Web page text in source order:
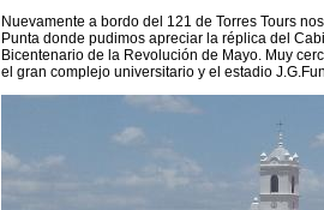
Nuevamente a bordo del 121 de Torres Tours
Punta donde pudimos apreciar la réplica del
Bicentenario de la Revolución de Mayo. Muy
el gran complejo universitario y el estadio